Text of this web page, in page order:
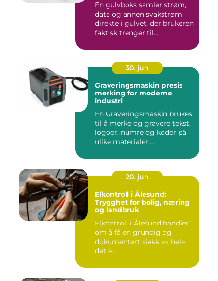
En gulvboks samler strøm,
data og annen svakstrøm
direkte i gulvet, der brukeren
faktisk trenger til...
30. jun
Graveringsmaskin presis
merking for moderne
industri
En Graveringsmaskin brukes
til å merke og gravere tekst,
logoer, numre og koder på
ulike materialer,...
20. jun
Elkontroll i Ålesund:
Trygghet for bolig, næring
og landbruk
Elkontroll i Ålesund handler
om å få en grundig og
dokumentert sjekk av hele
det e...